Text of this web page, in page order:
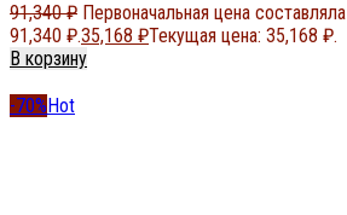
91,340₽ Первоначальная цена составляла
91,340 ₽.35,168 ₽Текущая цена: 35,168 ₽.
В корзину
-70% Hot